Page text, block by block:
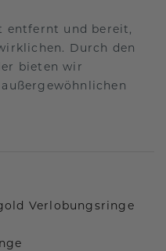
entfernt und bereit,
Durch den
bieten wir
Verlobungsringe